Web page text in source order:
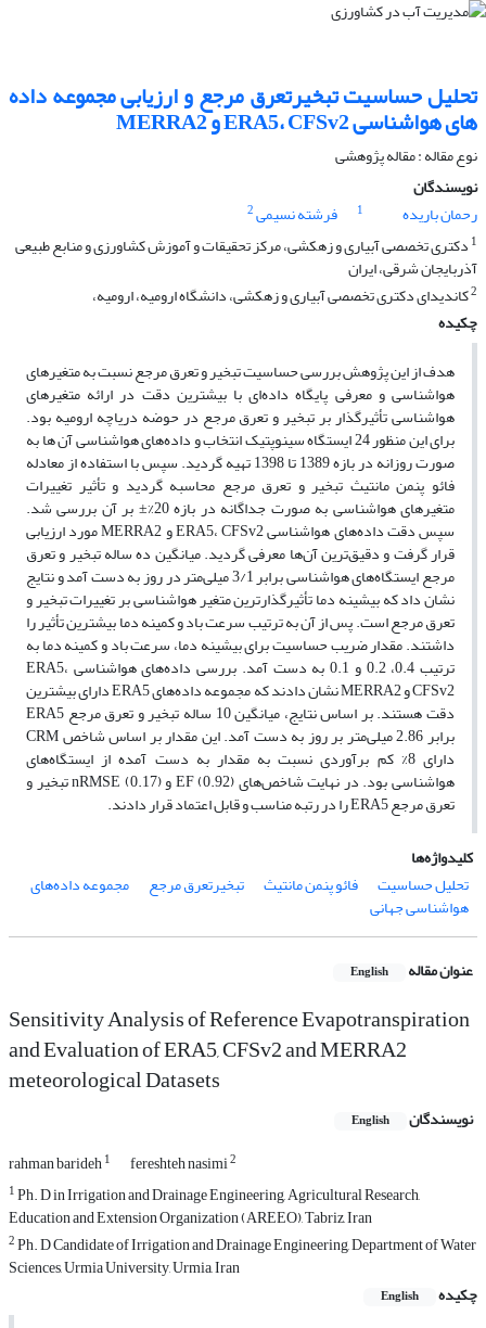
تحلیل حساسیت تبخیرتعرق مرجع و ارزیابی مجموعه داده
های هواشناسی ERA5، CFSv2 و MERRA2
نوع مقاله : مقاله پژوهشی
نویسندگان
رحمان باریده
1 فرشته نسیمی2
1 دکتری تخصصی آبیاری و زهکشی، مرکز تحقیقات و آموزش کشاورزی و منابع طبیعی
آذربایجان شرقی، ایران
2کاندیدای دکتری تخصصی آبیاری و زهکشی، دانشگاه ارومیه، ارومیه،
چکیده
هدف از این پژوهش بررسی حساسیت تبخیر و تعرق مرجع نسبت به متغیرهای
هواشناسی و معرفی پایگاه داده‌ای با بیشترین دقت در ارائه متغیرهای
هواشناسی تأثیرگذار بر تبخیر و تعرق مرجع در حوضه دریاچه ارومیه بود.
برای این منظور 24 ایستگاه سینوپتیک انتخاب و داده‌های هواشناسی آن ها به
صورت روزانه در بازه 1389 تا 1398 تهیه گردید. سپس با استفاده از معادله
فائو پنمن مانتیث تبخیر و تعرق مرجع محاسبه گردید و تأثیر تغییرات
متغیرهای هواشناسی به صورت جداگانه در بازه 20%± بر آن بررسی شد.
سپس دقت داده‌های هواشناسی ERA5، CFSv2 و MERRA2 مورد ارزیابی
قرار گرفت و دقیق‌ترین آن‌ها معرفی گردید. میانگین ده ساله تبخیر و تعرق
مرجع ایستگاه‌های هواشناسی برابر 3/1 میلی‌متر در روز به دست آمد و نتایج
نشان داد که بیشینه دما تأثیرگذارترین متغیر هواشناسی بر تغییرات تبخیر و
تعرق مرجع است. پس از آن به ترتیب سرعت باد و کمینه دما بیشترین تأثیر را
داشتند. مقدار ضریب حساسیت برای بیشینه دما، سرعت باد و کمینه دما به
ترتیب 0.4، 0.2 و 0.1 به دست آمد. بررسی داده‌های هواشناسی ERA5،
CFSv2 و MERRA2 نشان دادند که مجموعه داده‌های ERA5 دارای بیشترین
دقت هستند. بر اساس نتایج، میانگین 10 ساله تبخیر و تعرق مرجع ERA5
برابر 2.86 میلی‌متر بر روز به دست آمد. این مقدار بر اساس شاخص CRM
دارای 8% کم برآوردی نسبت به مقدار به دست آمده از ایستگاه‌های
هواشناسی بود. در نهایت شاخص‌های EF (0.92) و nRMSE (0.17) تبخیر و
تعرق مرجع ERA5 را در رتبه مناسب و قابل اعتماد قرار دادند.
کلیدواژه‌ها
تحلیل حساسیت
فائو پنمن مانتیث تبخیرتعرق مرجع مجموعه داده‌های
هواشناسی جهانی
عنوان مقاله English
Sensitivity Analysis of Reference Evapotranspiration
and Evaluation of ERA5, CFSv2 and MERRA2
meteorological Datasets
نویسندگان English
rahman barideh1 fereshteh nasimi2
1Ph. D in Irrigation and Drainage Engineering, Agricultural Research,
Education and Extension Organization (AREEO), Tabriz, Iran
2Ph. D Candidate of Irrigation and Drainage Engineering, Department of Water
Sciences, Urmia University, Urmia, Iran
چکیده
English